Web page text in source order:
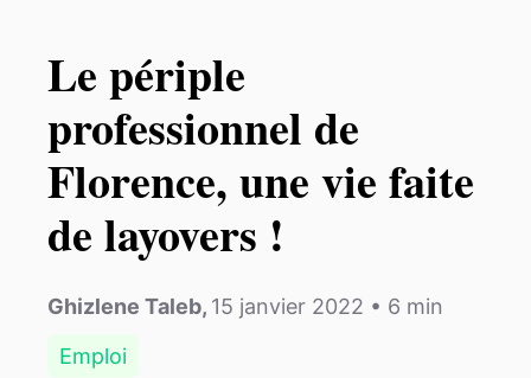
Le périple
professionnel de
Florence, une vie faite
de layovers !
Ghizlene Taleb, 15 janvier 2022 • 6 min
Emploi